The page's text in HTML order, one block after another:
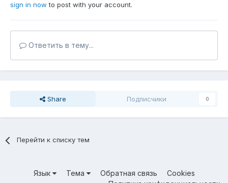
sign in now to post with your account.
Ответить в тему...
Share Подписчики 0
Перейти к списку тем
Язык Тема Обратная связь
Cookies